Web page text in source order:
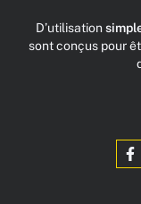
D’utilisation
sont conçus pour